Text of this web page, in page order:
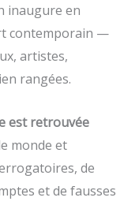
inaugure en
contemporain —
artistes,
rangées.
est retrouvée
monde et
de
et de fausses